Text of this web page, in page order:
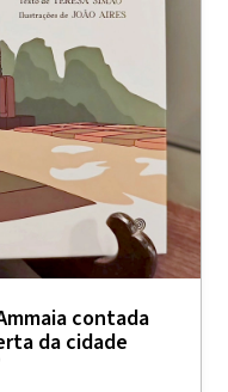
contada
da cidade